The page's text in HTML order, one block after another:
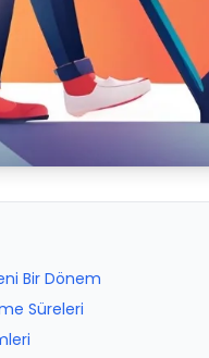
Bir Dönem
Süreleri